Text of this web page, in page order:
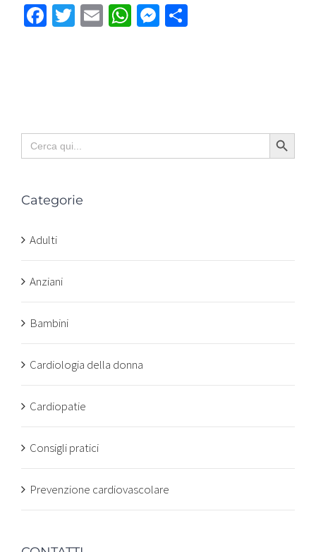
Facebook
Twitter
EmailWhatsApp
Messenger
Search
for:
Search Button
Categorie
Adulti
Anziani
Bambini
Cardiologia della donna
Cardiopatie
Consigli pratici
Prevenzione cardiovascolare